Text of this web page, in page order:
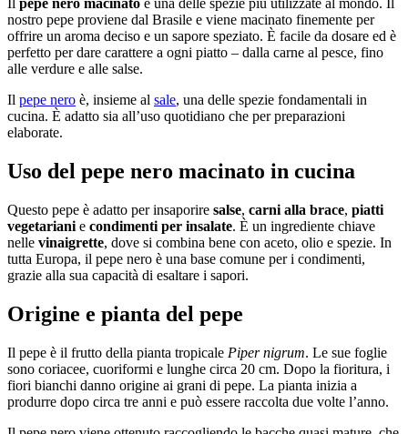
Il pepe nero macinato è una delle spezie più utilizzate al mondo. Il
nostro pepe proviene dal Brasile e viene macinato finemente per
offrire un aroma deciso e un sapore speziato. È facile da dosare ed è
perfetto per dare carattere a ogni piatto – dalla carne al pesce, fino
alle verdure e alle salse.
Il pepe nero è, insieme al sale, una delle spezie fondamentali in
cucina. È adatto sia all’uso quotidiano che per preparazioni
elaborate.
Uso del pepe nero macinato in cucina
Questo pepe è adatto per insaporire salse, carni alla brace, piatti
vegetariani e condimenti per insalate. È un ingrediente chiave
nelle vinaigrette, dove si combina bene con aceto, olio e spezie. In
tutta Europa, il pepe nero è una base comune per i condimenti,
grazie alla sua capacità di esaltare i sapori.
Origine e pianta del pepe
Il pepe è il frutto della pianta tropicale Piper nigrum. Le sue foglie
sono coriacee, cuoriformi e lunghe circa 20 cm. Dopo la fioritura, i
fiori bianchi danno origine ai grani di pepe. La pianta inizia a
produrre dopo circa tre anni e può essere raccolta due volte l’anno.